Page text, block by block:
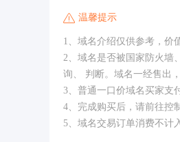
温馨提示
1、域名介绍仅供参考，价
2、域名是否被国家防火墙
询、 判断。域名一经售出
3、普通一口价域名买家支
4、完成购买后，请前往控
5、域名交易订单消费不计